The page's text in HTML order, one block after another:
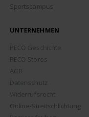
Sportscampus
UNTERNEHMEN
PECO Geschichte
PECO Stores
AGB
Datenschutz
Widerrufsrecht
Online-Streitschlichtung